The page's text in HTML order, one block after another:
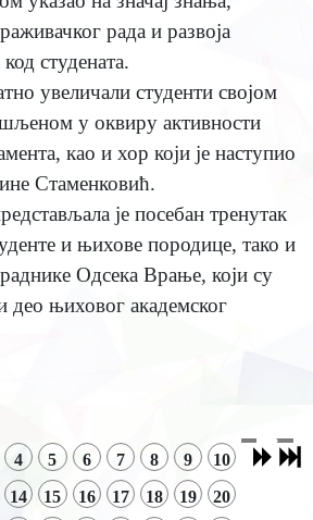
рада и развоја
студената.
увеличали студенти својом
у оквиру активности
као и хор који је наступио
Стаменковић.
је посебан тренутак
и њихове породице, тако и
Одсека Врање, који су
део њиховог академског
4 5 6 7 8 9 10
14 15 16 17 18 19 20